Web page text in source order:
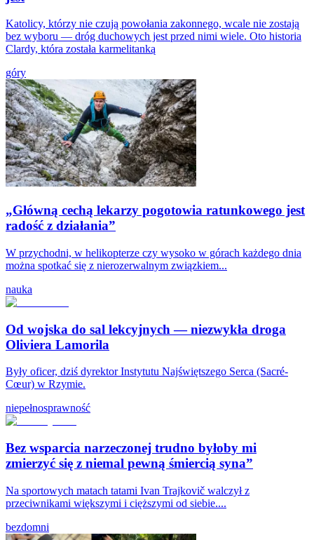
Katolicy, którzy nie czują powołania zakonnego, wcale nie zostają
bez wyboru — dróg duchowych jest przed nimi wiele. Oto historia
Clardy, która została karmelitanką
góry
„Główną cechą lekarzy pogotowia ratunkowego jest
radość z działania”
W przychodni, w helikopterze czy wysoko w górach każdego dnia
można spotkać się z nierozerwalnym związkiem...
nauka
Od wojska do sal lekcyjnych — niezwykła droga
Oliviera Lamorila
Były oficer, dziś dyrektor Instytutu Najświętszego Serca (Sacré-
Cœur) w Rzymie.
niepełnosprawność
Bez wsparcia narzeczonej trudno byłoby mi
zmierzyć się z niemal pewną śmiercią syna”
Na sportowych matach tatami Ivan Trajkovič walczył z
przeciwnikami większymi i cięższymi od siebie....
bezdomni